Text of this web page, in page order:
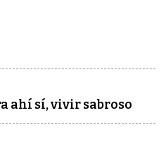
ahí sí, vivir sabroso